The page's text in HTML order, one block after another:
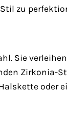
zu
Sie
Zirkonia-
oder